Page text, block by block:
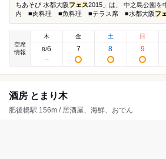
ちあそび 水都大阪フェス2015」は、 中之島公園を
内 ■肉料理 ■魚料理 ■テラス席 ■水都大阪フ
空席
情報
木
8/6
金
7
土
8
日
9
酒房 とまり木
肥後橋駅 156m / 居酒屋、海鮮、おでん